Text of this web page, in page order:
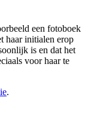
een fotoboek
haar initialen erop
is en dat het
voor haar te
.